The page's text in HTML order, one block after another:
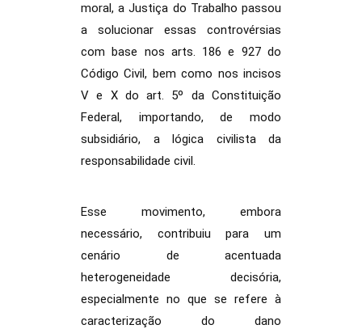
moral, a Justiça do Trabalho passou
a solucionar essas controvérsias
com base nos arts. 186 e 927 do
Código Civil, bem como nos incisos
V e X do art. 5º da Constituição
Federal, importando, de modo
subsidiário, a lógica civilista da
responsabilidade civil.
Esse movimento, embora
necessário, contribuiu para um
cenário de acentuada
heterogeneidade decisória,
especialmente no que se refere à
caracterização do dano